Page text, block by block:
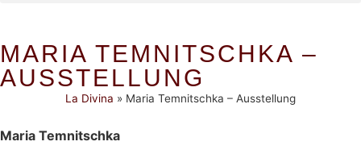
MARIA TEMNITSCHKA –
AUSSTELLUNG
La Divina » Maria Temnitschka – Ausstellung
Maria Temnitschka